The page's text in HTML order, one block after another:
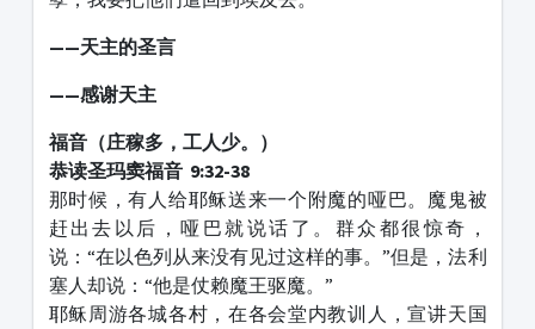
——天主的圣言
——感谢天主
福音（庄稼多，工人少。）
恭读圣玛窦福音 9:32-38
那时候，有人给耶稣送来一个附魔的哑巴。魔鬼被
赶出去以后，哑巴就说话了。群众都很惊奇，
说：“在以色列从来没有见过这样的事。”但是，法利
塞人却说：“他是仗赖魔王驱魔。”
耶稣周游各城各村，在各会堂内教训人，宣讲天国